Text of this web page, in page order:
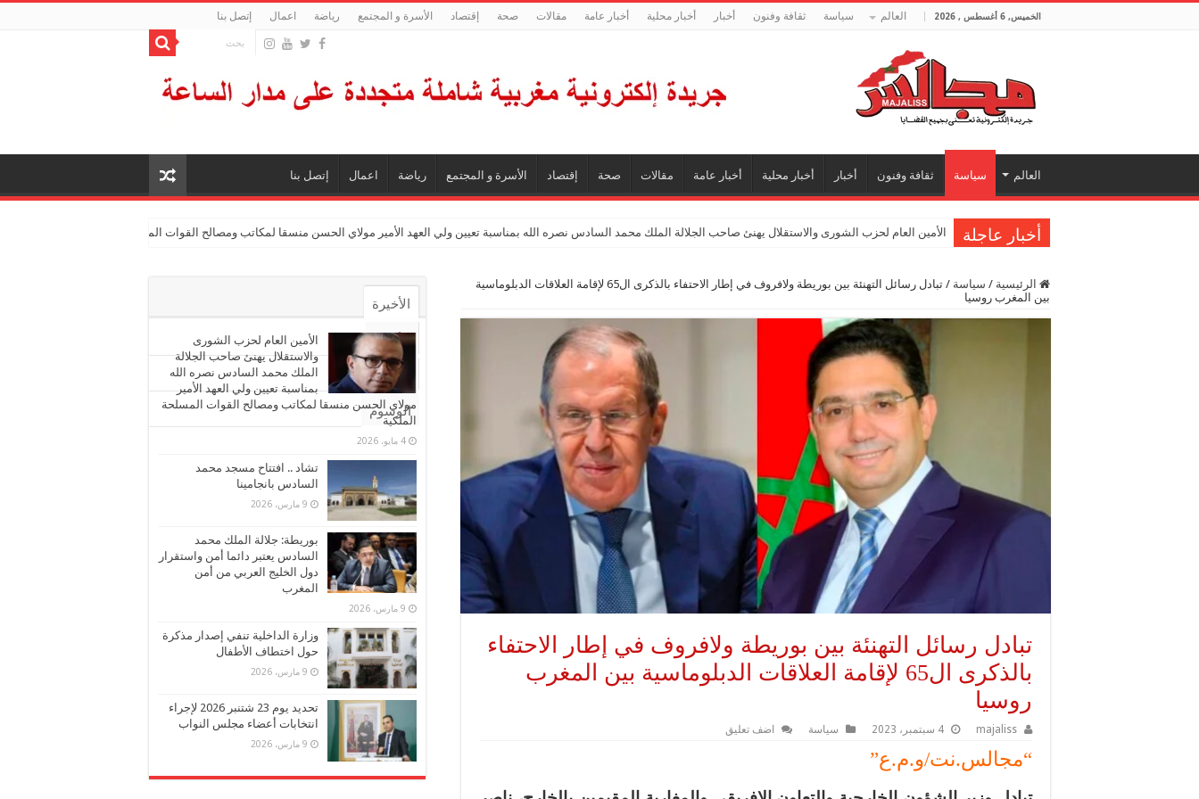
الخميس, 6 أغسطس , 2026 العالم سياسة ثقافة وفنون أخبار أخبار محلية أخبار عامة مقالات صحة إقتصاد الأسرة و المجتمع رياضة اعمال إتصل بنا
العالم سياسة ثقافة وفنون أخبار أخبار محلية أخبار عامة مقالات صحة إقتصاد الأسرة و المجتمع رياضة اعمال إتصل بنا
أخبار عاجلة الأمين العام لحزب الشورى والاستقلال يهنئ صاحب الجلالة الملك محمد السادس نصره الله بمناسبة تعيين ولي العهد الأمير مولاي الحسن منسقا لمكاتب ومصالح القوات المسلحة الملكية
الرئيسية / سياسة /
تبادل رسائل التهنئة بين بوريطة ولافروف في إطار الاحتفاء بالذكرى ال65 لإقامة العلاقات الدبلوماسية
بين المغرب روسيا
تبادل رسائل التهنئة بين بوريطة ولافروف في إطار الاحتفاء
بالذكرى ال65 لإقامة العلاقات الدبلوماسية بين المغرب
روسيا
majaliss 4 سبتمبر، 2023 سياسة اضف تعليق
“مجالس.نت/و.م.ع”
الأخيرة
الأشهر
تعليقات
الوسوم
الأمين العام لحزب الشورى
والاستقلال يهنئ صاحب الجلالة
الملك محمد السادس نصره الله
بمناسبة تعيين ولي العهد الأمير
مولاي الحسن منسقا لمكاتب ومصالح القوات المسلحة
الملكية
4 مايو، 2026
تشاد .. افتتاح مسجد محمد
السادس بانجامينا
9 مارس، 2026
بوريطة: جلالة الملك محمد
السادس يعتبر دائما أمن واستقرار
دول الخليج العربي من أمن
المغرب
9 مارس، 2026
وزارة الداخلية تنفي إصدار مذكرة
حول اختطاف الأطفال
9 مارس، 2026
تحديد يوم 23 شتنبر 2026 لإجراء
انتخابات أعضاء مجلس النواب
9 مارس، 2026